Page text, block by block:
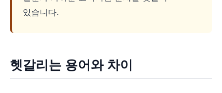
있습니다.
헷갈리는 용어와 차이